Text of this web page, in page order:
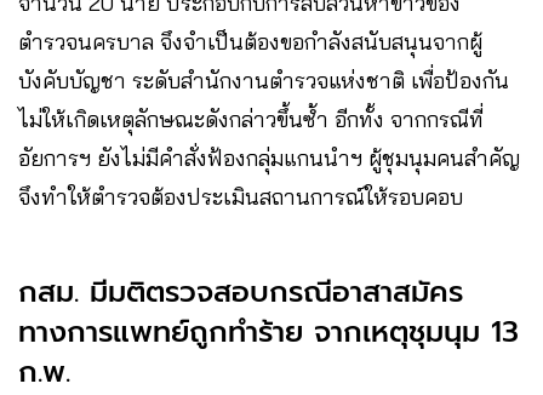
ตำรวจนครบาล จึงจำเป็นต้องขอกำลังสนับสนุนจากผู้
บังคับบัญชา ระดับสำนักงานตำรวจแห่งชาติ เพื่อป้องกัน
ไม่ให้เกิดเหตุลักษณะดังกล่าวขึ้นซ้ำ อีกทั้ง จากกรณีที่
อัยการฯ ยังไม่มีคำสั่งฟ้องกลุ่มแกนนำฯ ผู้ชุมนุมคนสำคัญ
จึงทำให้ตำรวจต้องประเมินสถานการณ์ให้รอบคอบ
กสม. มีมติตรวจสอบกรณีอาสาสมัคร
ทางการแพทย์ถูกทำร้าย จากเหตุชุมนุม 13
ก.พ.